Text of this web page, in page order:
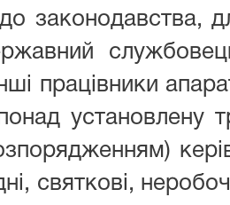
до законодавства,
працівники
установлену
святкові,